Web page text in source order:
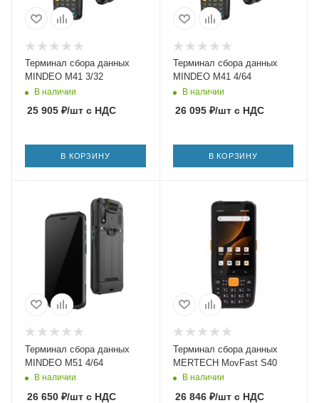
Терминал сбора данных
MINDEO M41 3/32
В наличии
25 905 ₽/шт с НДС
В КОРЗИНУ
Терминал сбора данных
MINDEO M41 4/64
В наличии
26 095₽/штс НДС
В КОРЗИНУ
Терминал сбора данных
MINDEO M51 4/64
В наличии
26 650 ₽/шт с НДС
Терминал сбора данных
MERTECH MovFast S40
В наличии
26 846₽/штс НДС